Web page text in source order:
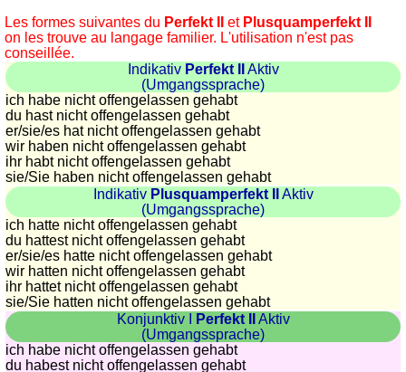
Les formes suivantes du Perfekt II et Plusquamperfekt II
on les trouve au langage familier. L'utilisation n'est pas
conseillée.
Indikativ Perfekt II
Aktiv
(Umgangssprache)
ich habe nicht offengelassen gehabt
du hast nicht offengelassen gehabt
er/sie/es hat nicht offengelassen gehabt
wir haben nicht offengelassen gehabt
ihr habt nicht offengelassen gehabt
sie/Sie haben nicht offengelassen gehabt
Indikativ Plusquamperfekt II
Aktiv
(Umgangssprache)
ich hatte nicht offengelassen gehabt
du hattest nicht offengelassen gehabt
er/sie/es hatte nicht offengelassen gehabt
wir hatten nicht offengelassen gehabt
ihr hattet nicht offengelassen gehabt
sie/Sie hatten nicht offengelassen gehabt
Konjunktiv I
Perfekt II
Aktiv
(Umgangssprache)
ich habe nicht offengelassen gehabt
du habest nicht offengelassen gehabt